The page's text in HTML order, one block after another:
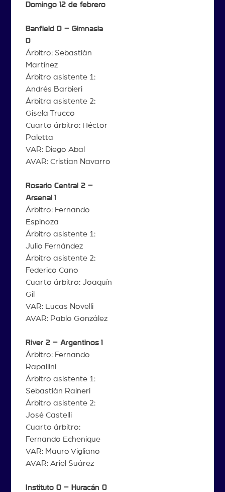
Domingo 12 de febrero
Banfield 0 – Gimnasia
0
Árbitro: Sebastián
Martínez
Árbitro asistente 1:
Andrés Barbieri
Árbitra asistente 2:
Gisela Trucco
Cuarto árbitro: Héctor
Paletta
VAR: Diego Abal
AVAR: Cristian Navarro
Rosario Central 2 –
Arsenal 1
Árbitro: Fernando
Espinoza
Árbitro asistente 1:
Julio Fernández
Árbitro asistente 2:
Federico Cano
Cuarto árbitro: Joaquín
Gil
VAR: Lucas Novelli
AVAR: Pablo González
River 2 – Argentinos 1
Árbitro: Fernando
Rapallini
Árbitro asistente 1:
Sebastián Raineri
Árbitro asistente 2:
José Castelli
Cuarto árbitro:
Fernando Echenique
VAR: Mauro Vigliano
AVAR: Ariel Suárez
Instituto 0 – Huracán 0